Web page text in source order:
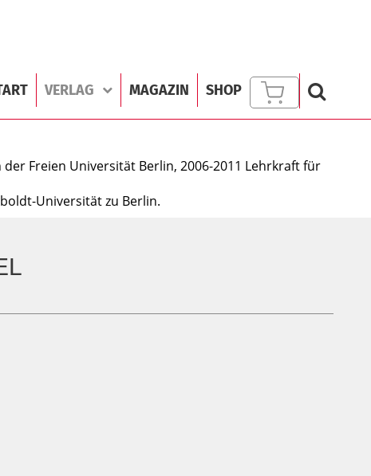
VERLAG MAGAZIN SHOP
Freien Universität Berlin, 2006-2011 Lehrkraft für
Universität zu Berlin.